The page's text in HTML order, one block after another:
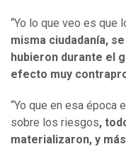
“Yo lo que veo es que
misma ciudadanía,
hubieron durante el
efecto muy
“Yo que en esa época
sobre los riesgos,
materializaron, y